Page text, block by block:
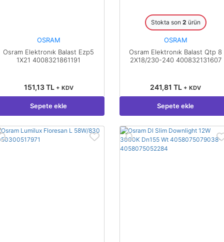
OSRAM
Osram Elektronık Balast Ezp5
1X21 4008321861191
151,13 TL + KDV
Sepete ekle
Stokta son 2 ürün
OSRAM
Osram Elektronık Balast Qtp 8
2X18/230-240 400832131607
241,81 TL + KDV
Sepete ekle